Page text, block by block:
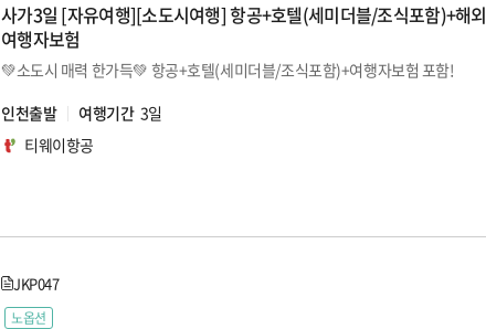
사가3일 [자유여행][소도시여행] 항공+호텔(세미더블/조식포함)+해외
여행자보험
💚소도시 매력 한가득💚 항공+호텔(세미더블/조식포함)+여행자보험 포함!
인천출발
여행기간 3일
티웨이항공
JKP047
노옵션